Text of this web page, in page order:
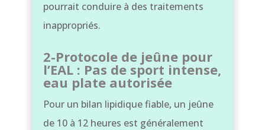
pourrait conduire à des traitements
inappropriés.
2-Protocole de jeûne pour
l’EAL : Pas de sport intense,
eau plate autorisée
Pour un bilan lipidique fiable, un jeûne
de 10 à 12 heures est généralement